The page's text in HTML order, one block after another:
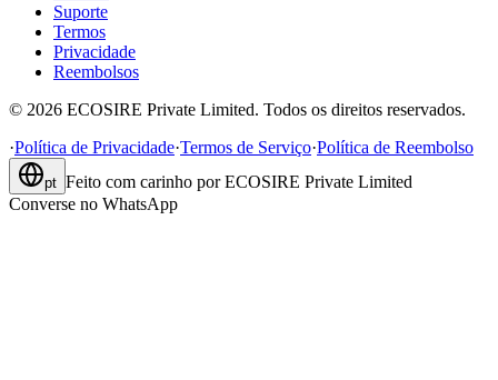
Suporte
Termos
Privacidade
Reembolsos
© 2026 ECOSIRE Private Limited. Todos os direitos reservados.
·Política de Privacidade·Termos de Serviço·Política de Reembolso
pt Feito com carinho por ECOSIRE Private Limited
Converse no WhatsApp